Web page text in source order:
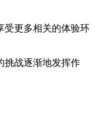
受更多相关的体验环
挑战逐渐地发挥作